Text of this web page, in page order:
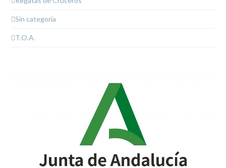
Sin categoría
T.O.A.